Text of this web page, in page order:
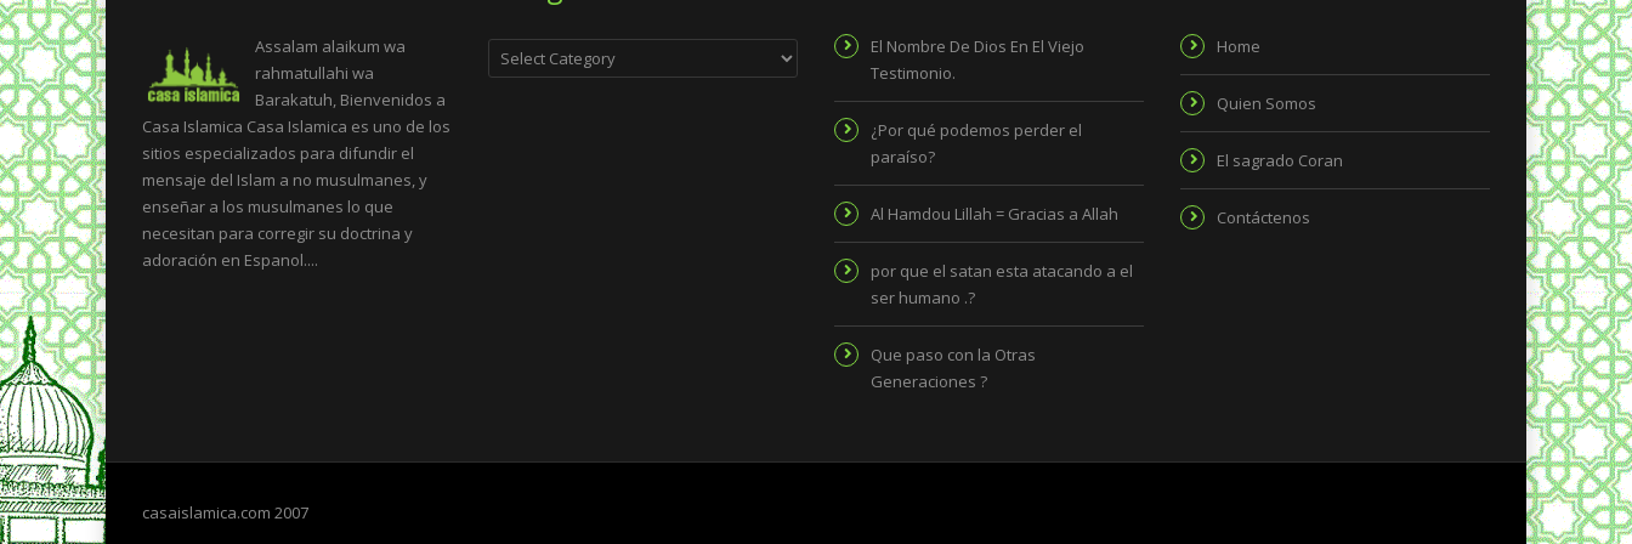
Assalam alaikum wa
rahmatullahi wa
Barakatuh, Bienvenidos a
Casa Islamica Casa Islamica es uno de los
sitios especializados para difundir el
mensaje del Islam a no musulmanes, y
enseñar a los musulmanes lo que
necesitan para corregir su doctrina y
adoración en Espanol....
Categories
El Nombre De Dios En El Viejo
Testimonio.
¿Por qué podemos perder el
paraíso?
Al Hamdou Lillah = Gracias a Allah
por que el satan esta atacando a el
ser humano .?
Que paso con la Otras
Generaciones ?
Home
Quien Somos
El sagrado Coran
Contáctenos
casaislamica.com 2007